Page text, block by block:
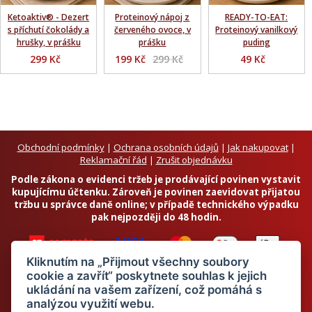
Ketoaktiv® - Dezert
s příchutí čokolády a
hrušky, v prášku
299 Kč
Proteinový nápoj z
červeného ovoce, v
prášku
199 Kč 299 Kč
READY-TO-EAT:
Proteinový vanilkový
puding
49 Kč
Obchodní podmínky| Ochrana osobních údajů | Jak nakupovat|
Reklamační řád | Zrušit objednávku
Podle zákona o evidenci tržeb je prodávající povinen vystavit
kupujícímu účtenku. Zároveň je povinen zaevidovat přijatou
tržbu u správce daně online; v případě technického výpadku
pak nejpozději do 48 hodin.
Kliknutím na „Přijmout všechny soubory
cookie a zavřít“ poskytnete souhlas k jejich
ukládání na vašem zařízení, což pomáhá s
analýzou využití webu.